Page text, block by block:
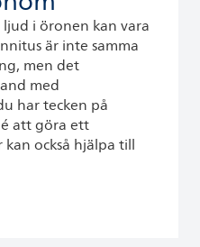
i öronen kan vara
är inte samma
men det
med
har tecken på
att göra ett
också hjälpa till